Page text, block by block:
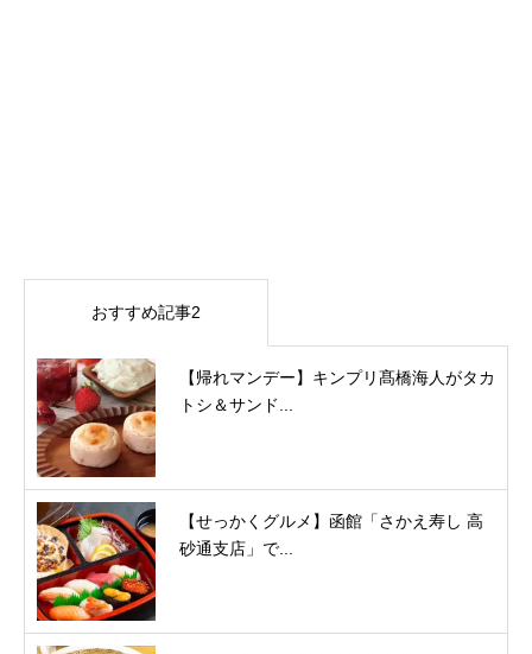
おすすめ記事2
【帰れマンデー】キンプリ髙橋海人がタカ
トシ＆サンド...
【せっかくグルメ】函館「さかえ寿し 高
砂通支店」で...